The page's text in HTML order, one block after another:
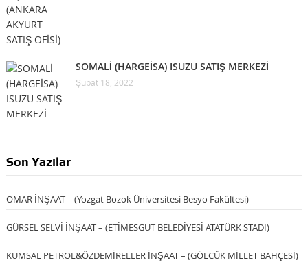
SOMALİ (HARGEİSA) ISUZU SATIŞ MERKEZİ
Şubat 18, 2022
Son Yazılar
OMAR İNŞAAT – (Yozgat Bozok Üniversitesi Besyo Fakültesi)
GÜRSEL SELVİ İNŞAAT – (ETİMESGUT BELEDİYESİ ATATÜRK STADI)
KUMSAL PETROL&ÖZDEMİRELLER İNŞAAT – (GÖLCÜK MİLLET BAHÇESİ)